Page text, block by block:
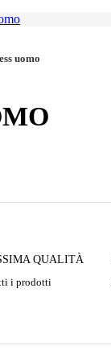
uomo
QUALITÀ
i prodotti